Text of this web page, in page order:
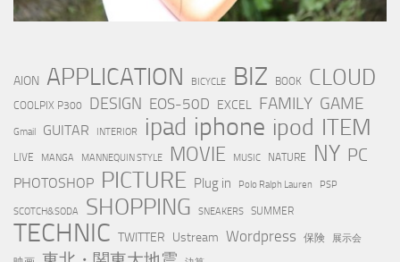
AION APPLICATION BICYCLE BIZ BOOK CLOUD
COOLPIX P300 DESIGN EOS-50D EXCEL FAMILY GAME
Gmail GUITAR INTERIOR ipad iphone ipod ITEM
LIVE MANGA MANNEQUIN STYLE MOVIE MUSIC NATURE NY PC
PHOTOSHOP PICTURE Plug in Polo Ralph Lauren PSP
SCOTCH&SODA SHOPPING SNEAKERS SUMMER
TECHNIC TWITTER Ustream Wordpress 保険 展示会